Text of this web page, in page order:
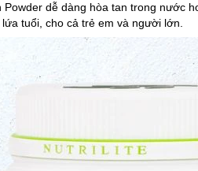
dễ dàng hòa tan trong nước
tuổi, cho cả trẻ em và người lớn.